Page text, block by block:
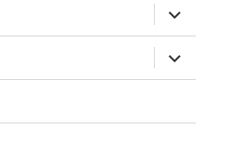
öffnen
öffnen